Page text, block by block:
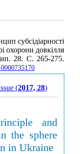
субсідіарності
охорони довкілля
28. С. 265-275.
(2017, 28)
and
the sphere
in Ukraine